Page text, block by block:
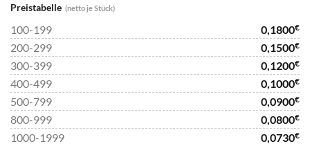
Preistabelle (netto je Stück)
100-199 0,1800€
200-299 0,1500€
300-399 0,1200€
400-499 0,1000€
500-799 0,0900€
800-999 0,0800€
1000-1999 0,0730€